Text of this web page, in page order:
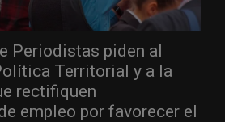
Periodistas piden al
Territorial y a la
rectifiquen
empleo por favorecer el